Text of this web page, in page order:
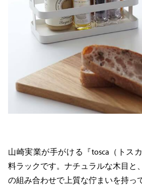
山崎実業が手がける『tosca（トス
料ラックです。ナチュラルな木目と
の組み合わせで上質な佇まいを持っ